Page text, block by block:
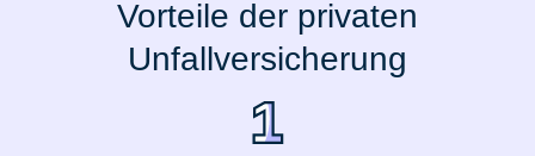
Vorteile der privaten
Unfallversicherung